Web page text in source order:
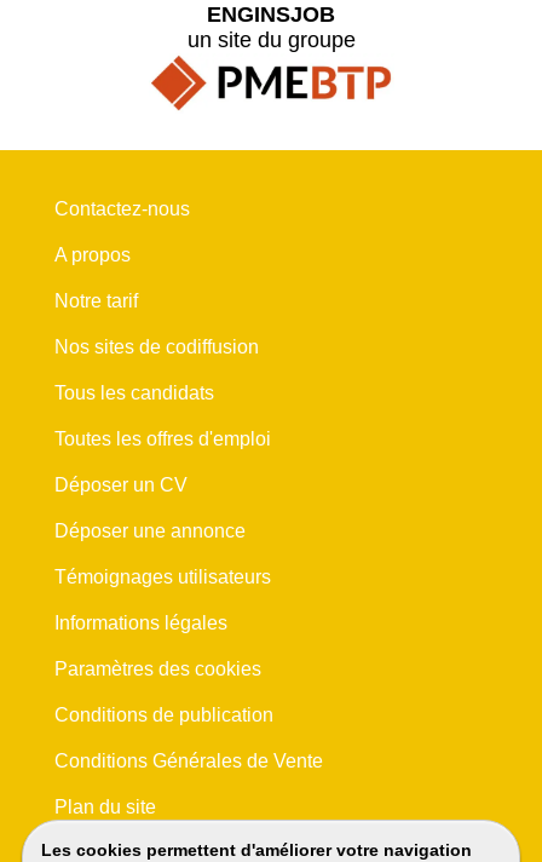
Les cookies permettent d'améliorer votre navigation
ENGINSJOB
un site du groupe
Contactez-nous
A propos
Notre tarif
Nos sites de codiffusion
Tous les candidats
Toutes les offres d'emploi
Déposer un CV
Déposer une annonce
Témoignages utilisateurs
Informations légales
Paramètres des cookies
Conditions de publication
Conditions Générales de Vente
Plan du site